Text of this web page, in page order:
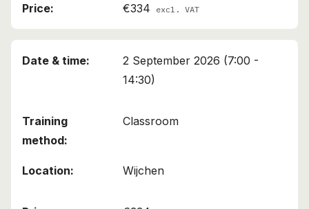
€334 excl. VAT
2 September 2026 (7:00 -
14:30)
Classroom
Wijchen